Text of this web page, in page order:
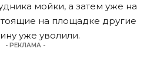
мойки, а затем уже на
на площадке другие
уже уволили.
- РЕКЛАМА -